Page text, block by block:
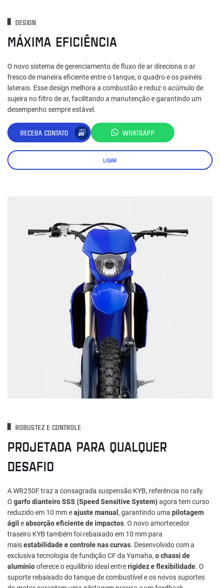
DESIGN
MÁXIMA EFICIÊNCIA
O novo sistema de gerenciamento de fluxo de ar direciona o ar
fresco de maneira eficiente entre o tanque, o quadro e os painéis
laterais. Esse design melhora a combustão e reduz o acúmulo de
sujeira no filtro de ar, facilitando a manutenção e garantindo um
desempenho sempre estável.
RECEBA CONTATO WHATSAPP
LIGAR
ROBUSTEZ E CONTROLE
PROJETADA PARA QUALQUER
DESAFIO
A WR250F traz a consagrada suspensão KYB, referência no rally.
O garfo dianteiro SSS (Speed Sensitive System)agora tem curso
reduzido em 10 mm eajuste manual, garantindo uma pilotagem
ágil eabsorção eficiente de impactos. O novo amortecedor
traseiro KYB também foi rebaixado em 10 mm para
maisestabilidade e controle nas curvas. Desenvolvido com a
exclusiva tecnologia de fundição CF da Yamaha, o chassi de
alumíniooferece o equilíbrio ideal entrerigidez e flexibilidade. O
suporte rebaixado do tanque de combustível e os novos suportes